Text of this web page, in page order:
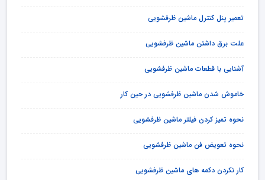
تعمیر پنل کنترل ماشین ظرفشویی
علت برق داشتن ماشین ظرفشویی
آشنایی با قطعات ماشین ظرفشویی
خاموش شدن ماشین ظرفشویی در حین کار
نحوه تمیز کردن فیلتر ماشین ظرفشویی
نحوه تعویض فن ماشین ظرفشویی
کار نکردن دکمه های ماشین ظرفشویی